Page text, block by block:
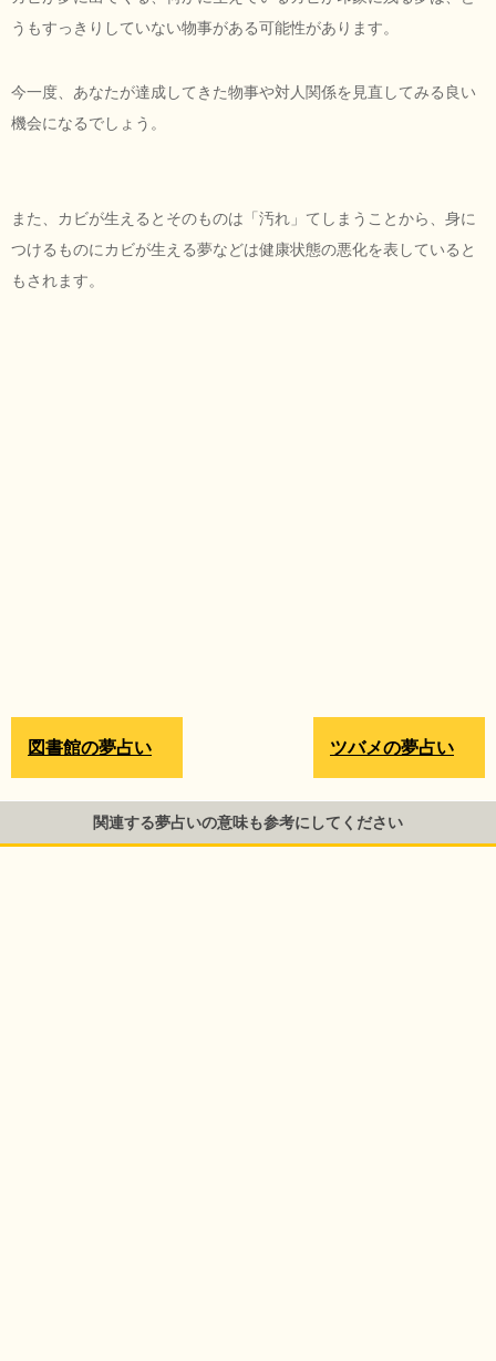
うもすっきりしていない物事がある可能性があります。
今一度、あなたが達成してきた物事や対人関係を見直してみる良い
機会になるでしょう。
また、カビが生えるとそのものは「汚れ」てしまうことから、身に
つけるものにカビが生える夢などは健康状態の悪化を表していると
もされます。
ツバメの夢占い
図書館の夢占い
関連する夢占いの意味も参考にしてください